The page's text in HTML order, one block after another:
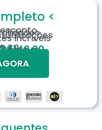
<
Incríveis
R$15,19
limitado.